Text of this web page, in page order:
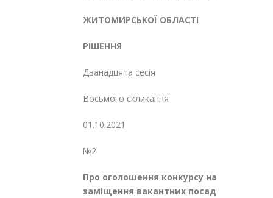
ЖИТОМИРСЬКОЇ ОБЛАСТІ
РІШЕННЯ
Дванадцята сесія
Восьмого скликання
01.10.2021
№2
Про оголошення конкурсу на
заміщення вакантних посад